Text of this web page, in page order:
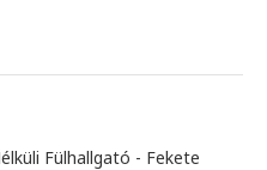
Fülhallgató - Fekete